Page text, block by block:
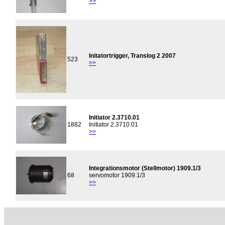
523
Initatortrigger, Translog 2 2007
>>
1882
Initiator 2.3710.01
Initiator 2.3710.01
>>
68
Integrationsmotor (Stellmotor) 1909.1/3
servomotor 1909.1/3
>>